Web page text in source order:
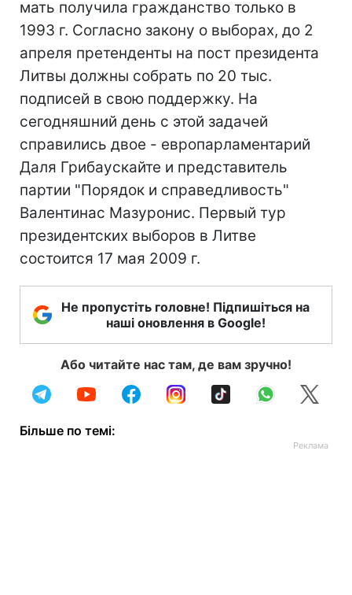
мать получила гражданство только в
1993 г. Согласно закону о выборах, до 2
апреля претенденты на пост президента
Литвы должны собрать по 20 тыс.
подписей в свою поддержку. На
сегодняшний день с этой задачей
справились двое - европарламентарий
Даля Грибаускайте и представитель
партии "Порядок и справедливость"
Валентинас Мазуронис. Первый тур
президентских выборов в Литве
состоится 17 мая 2009 г.
Не пропустіть головне! Підпишіться на
наші оновлення в Google!
Або читайте нас там, де вам зручно!
Більше по темі: